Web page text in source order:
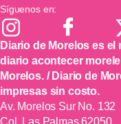
Síguenos en:
Diario de Morelos es
diario acontecer
Morelos. / Diario de
impresas sin costo.
Av. Morelos Sur No. 132
Col. Las Palmas 62050